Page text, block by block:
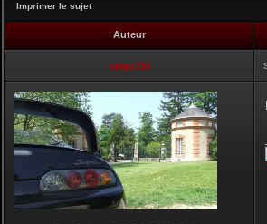
Imprimer le sujet
Auteur
vmax330